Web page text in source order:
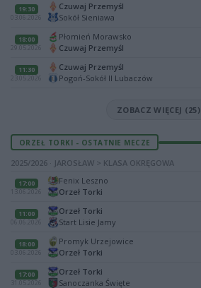
19:30
03.06.2026
Czuwaj Przemyśl
Sokół Sieniawa
18:00
29.05.2026
Płomień Morawsko
Czuwaj Przemyśl
11:30
23.05.2026
Czuwaj Przemyśl
Pogoń-Sokół II Lubaczów
ZOBACZ WIĘCEJ (25)
ORZEŁ TORKI - OSTATNIE MECZE
2025/2026 · JAROSŁAW > KLASA OKRĘGOWA
17:00
13.06.2026
Fenix Leszno
Orzeł Torki
11:00
06.06.2026
Orzeł Torki
Start Lisie Jamy
18:00
03.06.2026
Promyk Urzejowice
Orzeł Torki
17:00
31.05.2026
Orzeł Torki
Sanoczanka Święte